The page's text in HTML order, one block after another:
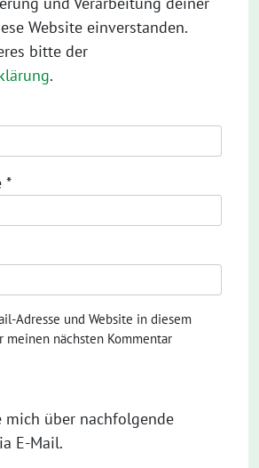
Website einverstanden.
bitte der
.
*
Adresse und Website in diesem
meinen nächsten Kommentar
mich über nachfolgende
E-Mail.